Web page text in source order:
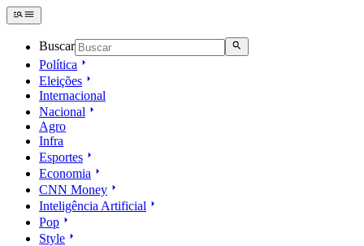
Buscar
Política
Eleições
Internacional
Nacional
Agro
Infra
Esportes
Economia
CNN Money
Inteligência Artificial
Pop
Style